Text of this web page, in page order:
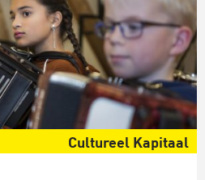
Cultureel Kapitaal